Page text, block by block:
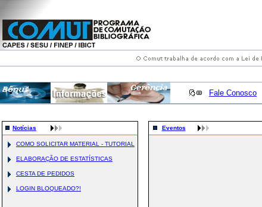
Fale Conosco
Notícias
COMO SOLICITAR MATERIAL - TUTORIAL
ELABORAÇÃO DE ESTATÍSTICAS
CESTA DE PEDIDOS
LOGIN BLOQUEADO?!
Eventos